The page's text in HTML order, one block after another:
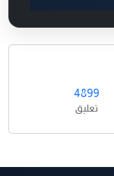
4899
تعليق